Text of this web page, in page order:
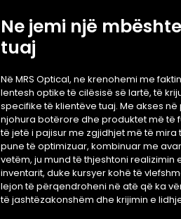
Ne jemi një
tuaj
Në MRS Optical, ne krenohemi me
lentesh optike të cilësisë së lartë, të
specifike të klientëve tuaj. Me akses
njohura botërore dhe produktet më të
të jetë i pajisur me zgjidhjet më të mira
pune të optimizuar, kombinuar me
vetëm, ju mund të thjeshtoni realizimin
inventarit, duke kursyer kohë të
lejon të përqendroheni në atë që ka
të jashtëzakonshëm dhe krijimin e